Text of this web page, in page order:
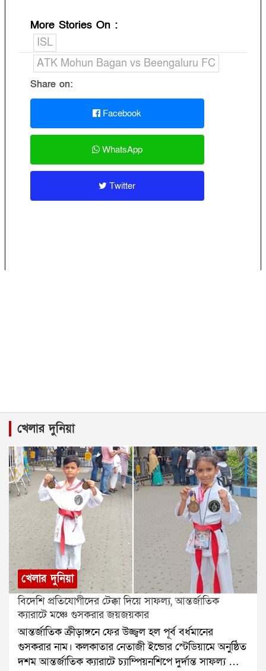
More Stories On :
ISL
ATK Mohun Bagan vs Beengaluru FC
Share on:
Facebook
WhatsApp
Twitter
খেলার দুনিয়া
খেলার দুনিয়া
বিদেশি প্রতিযোগীদের টেক্কা দিয়ে সাফল্য, আন্তর্জাতিক
ক্যারাটে মঞ্চে গুসকরার জয়জয়কার
আন্তর্জাতিক ক্রীড়াঙ্গনে ফের উজ্জ্বল হল পূর্ব বর্ধমানের
গুসকরার নাম। কলকাতার নেতাজী ইন্ডোর স্টেডিয়ামে অনুষ্ঠিত
দশম আন্তর্জাতিক ক্যারাটে চ্যাম্পিয়নশিপে দুর্দান্ত সাফল্য পেল